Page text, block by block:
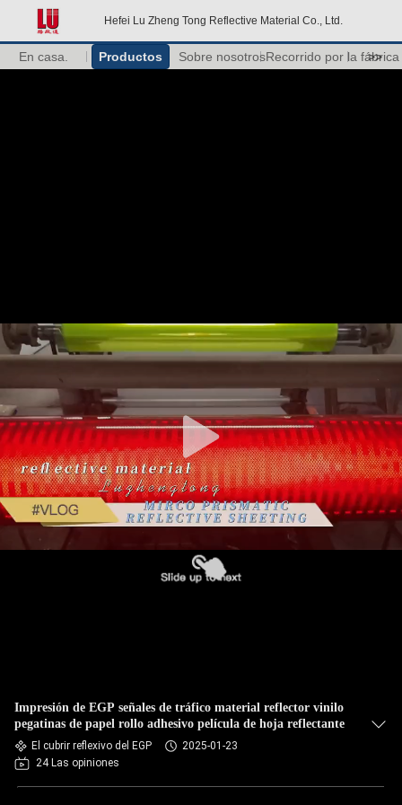
Hefei Lu Zheng Tong Reflective Material Co., Ltd.
En casa. Productos Sobre nosotrosRecorrido por la fábrica
>>
Impresión de EGP señales de tráfico material reflector vinilo
pegatinas de papel rollo adhesivo película de hoja reflectante
El cubrir reflexivo del EGP
2025-01-23
24 Las opiniones